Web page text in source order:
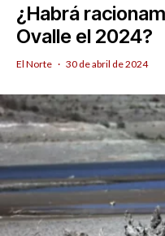
¿Habrá
Ovalle el 2024?
El Norte · 30 de abril de 2024